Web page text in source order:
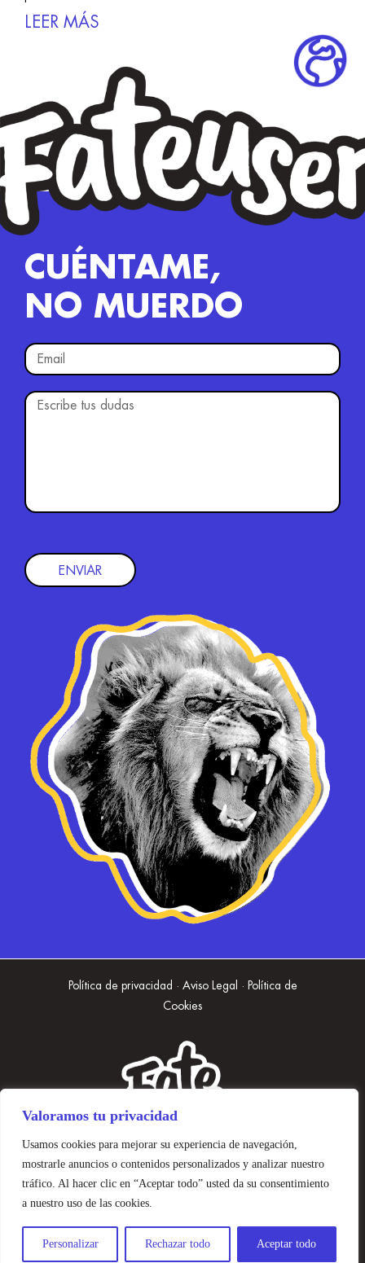
Valoramos tu privacidad
Usamos cookies para mejorar su experiencia de navegación,
mostrarle anuncios o contenidos personalizados y analizar nuestro
tráfico. Al hacer clic en “Aceptar todo” usted da su consentimiento
a nuestro uso de las cookies.
Personalizar Rechazar todo Aceptar todo
LEER MÁS
CUÉNTAME,
NO MUERDO
ENVIAR
Política de privacidad · Aviso Legal · Política de
Cookies
Diseñado con 🤍 Mano de Mono